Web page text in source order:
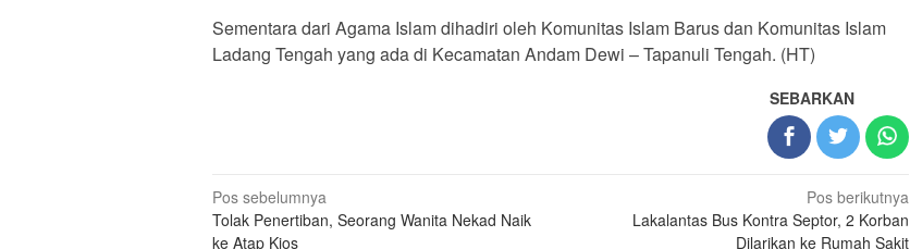
Sementara dari Agama Islam dihadiri oleh Komunitas Islam Barus dan Komunitas Islam
Ladang Tengah yang ada di Kecamatan Andam Dewi – Tapanuli Tengah. (HT)
SEBARKAN
Navigasi
pos
Pos sebelumnya
Tolak Penertiban, Seorang Wanita Nekad Naik
ke Atap Kios
Pos berikutnya
Lakalantas Bus Kontra Septor, 2 Korban
Dilarikan ke Rumah Sakit